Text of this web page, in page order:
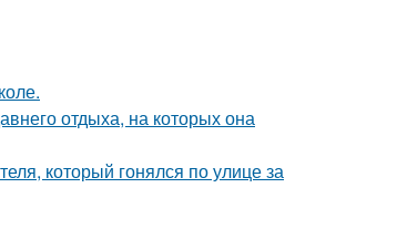
отдыха, на которых она
который гонялся по улице за